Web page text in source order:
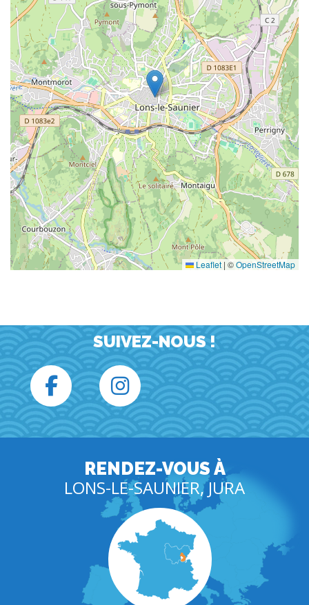
Leaflet | ©OpenStreetMap
SUIVEZ-NOUS !
RENDEZ-VOUS À
LONS-LE-SAUNIER, JURA